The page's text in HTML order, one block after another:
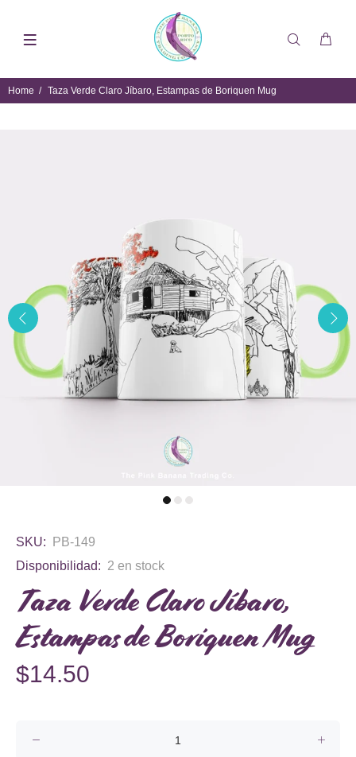
Home Taza Verde Claro Jíbaro, Estampas de Boriquen Mug
SKU:
PB-149
Disponibilidad: 2 en stock
Taza Verde Claro Jíbaro,
Estampas de Boriquen Mug
$14.50